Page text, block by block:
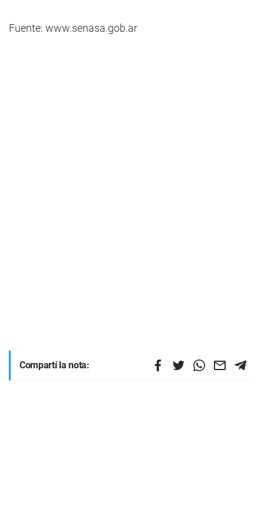
Fuente: www.senasa.gob.ar
Compartí la nota: